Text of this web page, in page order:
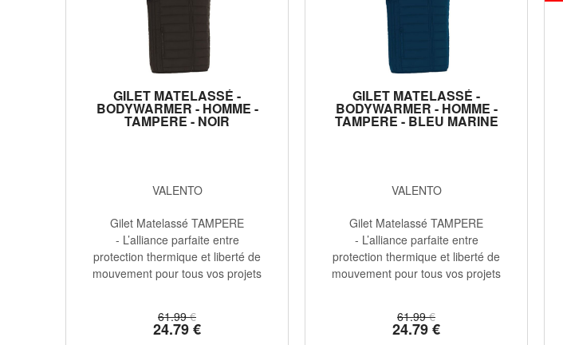
GILET MATELASSÉ -
BODYWARMER - HOMME -
TAMPERE - NOIR
VALENTO
61.99 €
24.79€
Gilet Matelassé TAMPERE
- L’alliance parfaite entre
protection thermique et liberté de
mouvement pour tous vos projets
GILET MATELASSÉ -
BODYWARMER - HOMME -
TAMPERE - BLEU MARINE
VALENTO
61.99 €
24.79€
Gilet Matelassé TAMPERE
- L’alliance parfaite entre
protection thermique et liberté de
mouvement pour tous vos projets